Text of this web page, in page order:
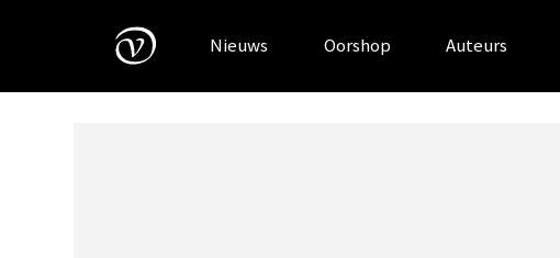
Nieuws Oorshop Auteurs